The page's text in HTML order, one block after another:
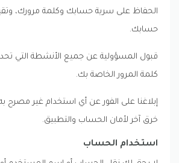
الحفاظ على سرية حسابك وكلمة مرورك،
حسابك.
قبول المسؤولية عن جميع الأنشطة التي
كلمة المرور الخاصة بك.
إبلاغنا على الفور عن أي استخدام غير مصرح
خرق آخر لأمان الحساب والتطبيق.
استخدام الحساب